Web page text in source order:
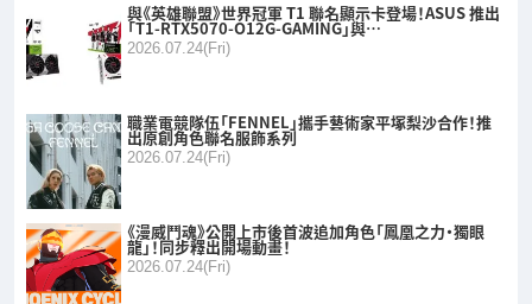
與《英雄聯盟》世界冠軍 T1 聯名顯示卡登場！ASUS 推出
「T1-RTX5070-O12G-GAMING」與…
2026.07.24(Fri)
職業電競隊伍「FENNEL」攜手藝術家平塚梨沙合作！推
出原創角色聯名服飾系列
2026.07.24(Fri)
《漫威鬥魂》公開上市後首波追加角色「鳳凰之力・獨眼
龍」！同步釋出開場動畫！
2026.07.24(Fri)